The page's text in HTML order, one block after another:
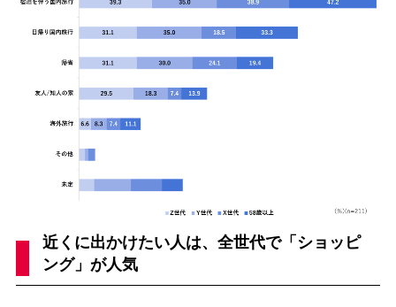
近くに出かけたい人は、全世代で「ショッピ
ング」が人気